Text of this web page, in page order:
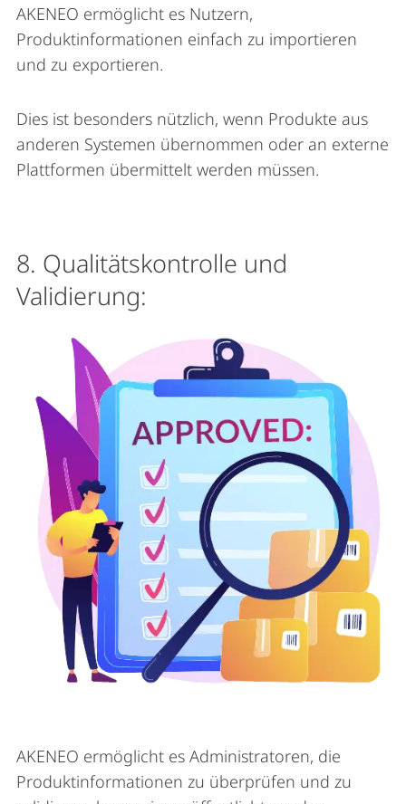
AKENEO ermöglicht es Nutzern,
Produktinformationen einfach zu importieren
und zu exportieren.
Dies ist besonders nützlich, wenn Produkte aus
anderen Systemen übernommen oder an externe
Plattformen übermittelt werden müssen.
8. Qualitätskontrolle und
Validierung:
AKENEO ermöglicht es Administratoren, die
Produktinformationen zu überprüfen und zu